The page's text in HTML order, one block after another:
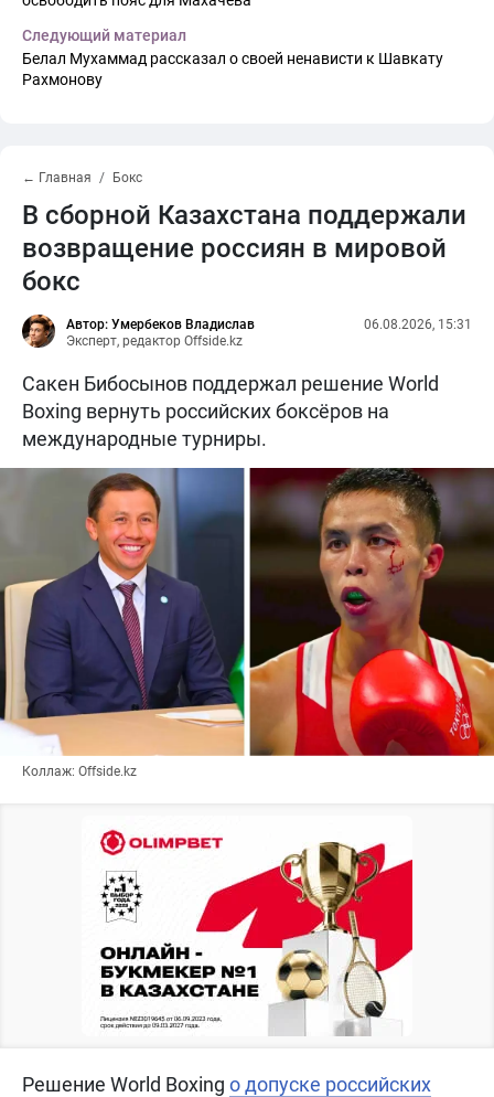
Следующий материал
Белал Мухаммад рассказал о своей ненависти к Шавкату
Рахмонову
← Главная Бокс
В сборной Казахстана поддержали
возвращение россиян в мировой
бокс
Автор: Умербеков Владислав
Эксперт, редактор Offside.kz
06.08.2026, 15:31
Сакен Бибосынов поддержал решение World
Boxing вернуть российских боксёров на
международные турниры.
Коллаж: Offside.kz
Решение World Boxing о допуске российских